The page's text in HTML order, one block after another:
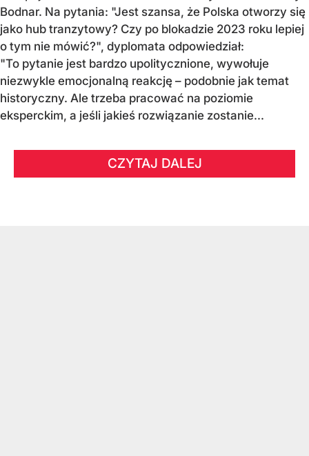
Bodnar. Na pytania: "Jest szansa, że Polska otworzy się
jako hub tranzytowy? Czy po blokadzie 2023 roku lepiej
o tym nie mówić?", dyplomata odpowiedział:
"To pytanie jest bardzo upolitycznione, wywołuje
niezwykle emocjonalną reakcję – podobnie jak temat
historyczny. Ale trzeba pracować na poziomie
eksperckim, a jeśli jakieś rozwiązanie zostanie...
CZYTAJ DALEJ